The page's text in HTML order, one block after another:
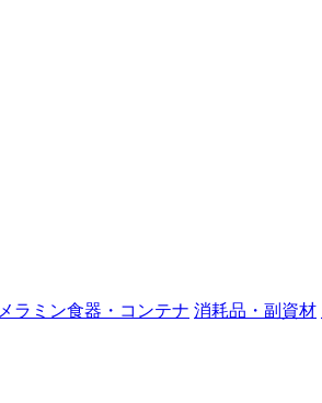
メラミン食器・コンテナ 消耗品・副資材